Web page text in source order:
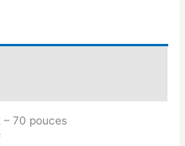
– 70 pouces